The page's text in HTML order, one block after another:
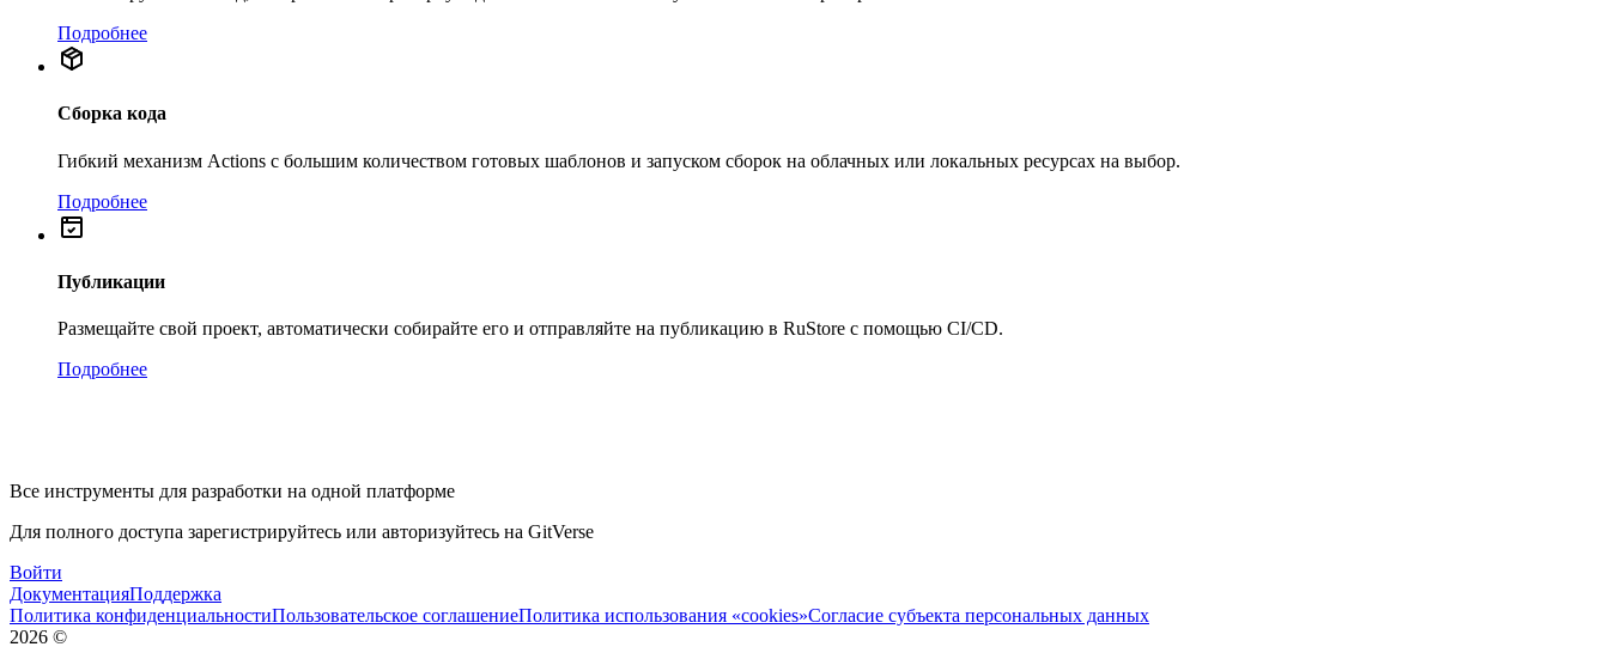
Подробнее
Сборка кода
Гибкий механизм Actions с большим количеством готовых шаблонов и запуском сборок на облачных или локальных ресурсах на выбор.
Подробнее
Публикации
Размещайте свой проект, автоматически собирайте его и отправляйте на публикацию в RuStore с помощью CI/CD.
Подробнее
Все инструменты для разработки на одной платформе
Для полного доступа зарегистрируйтесь или авторизуйтесь на GitVerse
Войти
ДокументацияПоддержка
Политика конфиденциальностиПользовательское соглашениеПолитика использования «cookies»Согласие субъекта персональных данных
2026 ©